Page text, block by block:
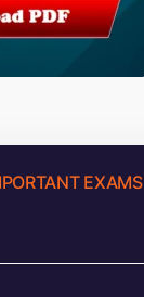
EXAMS